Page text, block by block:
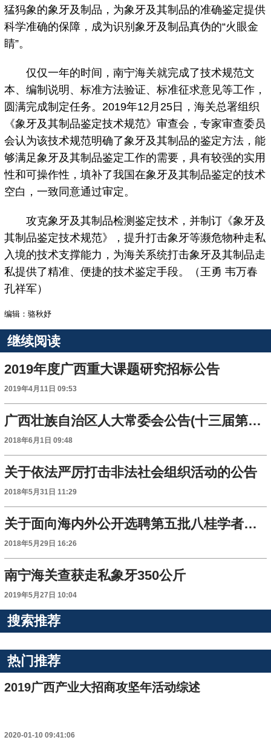
猛犸象的象牙及制品，为象牙及其制品的准确鉴定提供
科学准确的保障，成为识别象牙及制品真伪的“火眼金
睛”。
仅仅一年的时间，南宁海关就完成了技术规范文
本、编制说明、标准方法验证、标准征求意见等工作，
圆满完成制定任务。2019年12月25日，海关总署组织
《象牙及其制品鉴定技术规范》审查会，专家审查委员
会认为该技术规范明确了象牙及其制品的鉴定方法，能
够满足象牙及其制品鉴定工作的需要，具有较强的实用
性和可操作性，填补了我国在象牙及其制品鉴定的技术
空白，一致同意通过审定。
攻克象牙及其制品检测鉴定技术，并制订《象牙及
其制品鉴定技术规范》，提升打击象牙等濒危物种走私
入境的技术支撑能力，为海关系统打击象牙及其制品走
私提供了精准、便捷的技术鉴定手段。（王勇 韦万春
孔祥军）
编辑：骆秋妤
继续阅读
2019年度广西重大课题研究招标公告
2019年4月11日 09:53
广西壮族自治区人大常委会公告(十三届第2号)
2018年6月1日 09:48
关于依法严厉打击非法社会组织活动的公告
2018年5月31日 11:29
关于面向海内外公开选聘第五批八桂学者和第一批八桂青年学者的公告
2018年5月29日 16:26
南宁海关查获走私象牙350公斤
2019年5月27日 10:04
搜索推荐
热门推荐
2019广西产业大招商攻坚年活动综述
2020-01-10 09:41:06